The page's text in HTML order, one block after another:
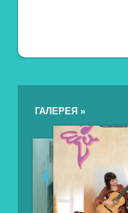
ГАЛЕРЕЯ »